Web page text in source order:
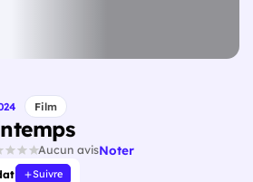
Film
Aucun avisNoter
Suivre